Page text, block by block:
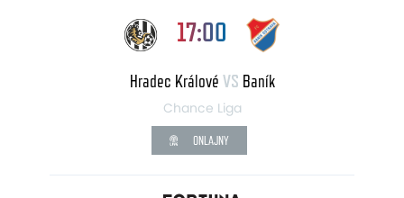
17:00
Hradec Králové VS Baník
Chance Liga
ONLAJNY